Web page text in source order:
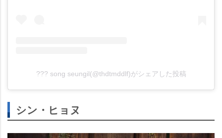
??? song seungil(@thdtmddlf)がシェアした投稿
シン・ヒョヌ